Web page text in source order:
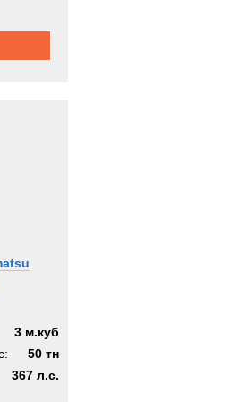
3 м.куб
50 тн
367 л.с.